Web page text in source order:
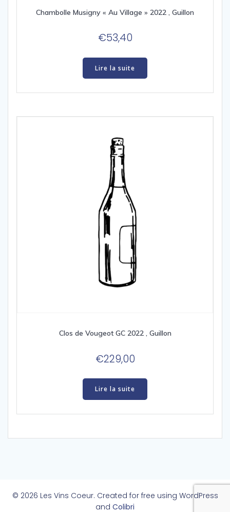
Chambolle Musigny « Au Village » 2022 , Guillon
€53,40
Lire la suite
Clos de Vougeot GC 2022 , Guillon
€229,00
Lire la suite
© 2026 Les Vins Coeur. Created for free using WordPress
and Colibri